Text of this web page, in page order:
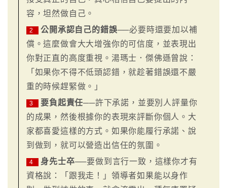
容，坦然做自己。
2 公開承認自己的錯誤──必要時還要加以補
償。這麼做會大大增強你的可信度，並表現出
你對正直的高度重視。湯瑪士．傑佛遜曾說：
「如果你不得不低頭認錯，就趁著錯誤還不嚴
重的時候趕緊做。」
3 要負起責任──許下承諾，並要別人評量你
的成果，然後根據你的表現來評斷你個人。大
家都喜愛這樣的方式。如果你能履行承諾、說
到做到，就可以營造出信任的氛圍。
4 身先士卒──要做到言行一致，這樣你才有
資格說：「跟我走！」領導者如果能以身作